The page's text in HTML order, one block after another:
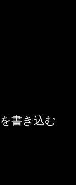
書き込む